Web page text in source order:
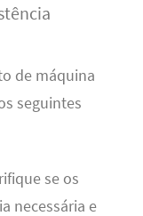
de máquina
seguintes
se os
necessária e